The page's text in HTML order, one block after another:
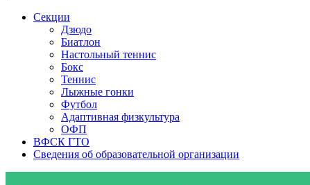
Секции
Дзюдо
Биатлон
Настольный теннис
Бокс
Теннис
Лыжные гонки
Футбол
Адаптивная физкультура
ОФП
ВФСК ГТО
Сведения об образовательной организации